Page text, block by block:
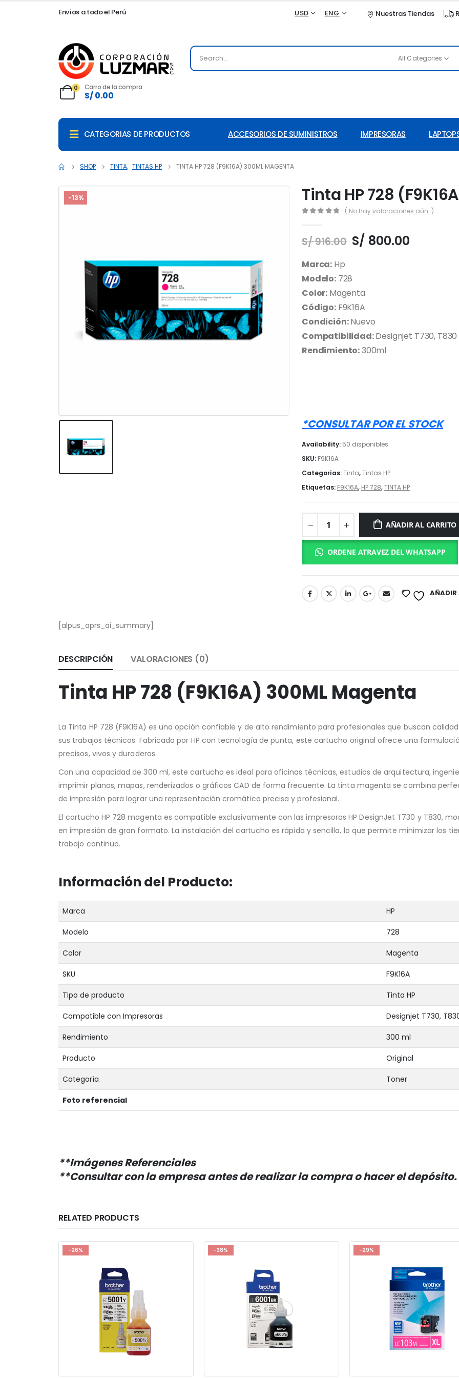
Envíos a todo el Perú USD ENG Nuestras Tiendas
All Categories
0 Carro de la compra
S/0.00
CATEGORIAS DE PRODUCTOS ACCESORIOS DE SUMINISTROS IMPRESORAS
SHOP TINTA, TINTAS HP TINTA HP 728 (F9K16A) 300ML MAGENTA
-13% Tinta HP 728
( No hay valoraciones aún. )
S/916.00 El
precio
era:
S/ 916.00.
S/ 800.00
Marca: Hp
Modelo:728
Color: Magenta
Código:F9K16A
Condición:Nuevo
Compatibilidad:Designjet T730, T830
Rendimiento:300ml
*CONSULTAR POR EL STOCK
Availability: 50 disponibles
SKU: F9K16A
Categorías:Tinta,Tintas HP
Etiquetas: F9K16A, HP 728,TINTA HP
AÑADIR AL CARRITO
ORDENE ATRAVEZ DEL WHATSAPP
AÑADIR
[alpus_aprs_ai_summary]
DESCRIPCIÓN VALORACIONES (0)
Tinta HP 728 (F9K16A) 300ML Magenta
La Tinta HP 728 (F9K16A) es una opción confiable y de alto rendimiento para profesionales que buscan
sus trabajos técnicos. Fabricado por HP con tecnología de punta, este cartucho original ofrece una
precisos, vivos y duraderos.
Con una capacidad de 300 ml, este cartucho es ideal para oficinas técnicas, estudios de arquitectura,
imprimir planos, mapas, renderizados o gráficos CAD de forma frecuente. La tinta magenta se combina
de impresión para lograr una representación cromática precisa y profesional.
El cartucho HP 728 magenta es compatible exclusivamente con las impresoras HP DesignJet T730 y T830,
en impresión de gran formato. La instalación del cartucho es rápida y sencilla, lo que permite minimizar los
trabajo continuo.
Información del Producto:
Marca HP
Modelo 728
Color Magenta
SKU F9K16A
Tipo de producto Tinta HP
Compatible con Impresoras Designjet T730,
Rendimiento 300 ml
Producto Original
Categoría Toner
Foto referencial
**Imágenes Referenciales
**Consultar con la empresa antes de realizar la compra o hacer el depósito.
RELATED PRODUCTS
-26% -38% -29%